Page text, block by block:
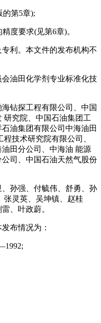
的第5章);
度要求(见第6章)。
利。本文件的发布机构不
油田化学剂专业标准化技
钻探工程有限公司、中国
研究院、中国石油集团工
油集团有限公司中海油田
技术研究院有限公司、
田分公司、中海油 能源
司、中国石油天然气股份
孙强、付毓伟、舒勇、孙
张灵英、吴坤镇、赵桂
、叶政蔚。
布情况为：